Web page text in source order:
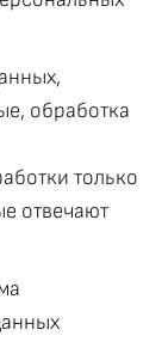
обработка
только
отвечают